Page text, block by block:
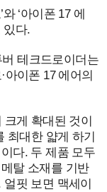
‘아이폰 17 에
있다.
테크드로이더는
이폰 17 에어의
게 확대된 것이
최대한 얇게 하기
다. 두 제품 모두
탈 소재를 기반
핏 보면 맥세이